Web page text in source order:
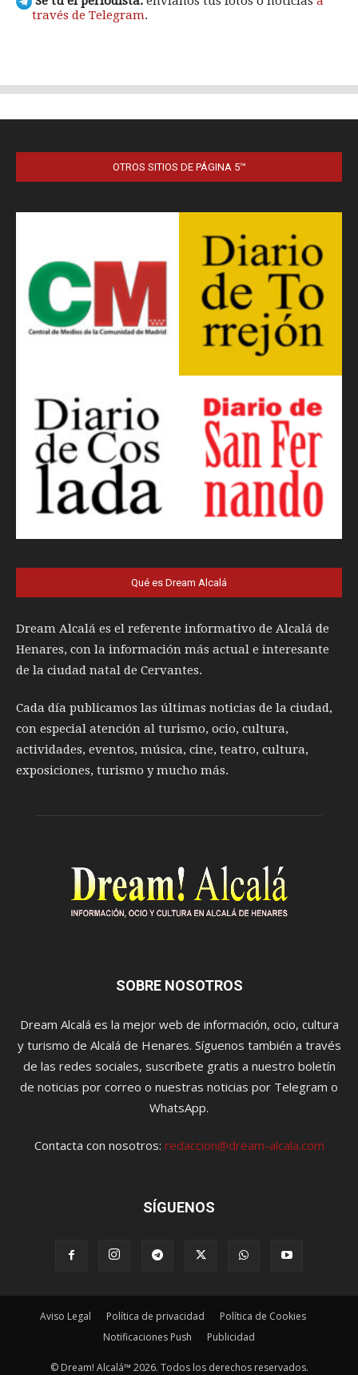
OTROS SITIOS DE PÁGINA 5™
Qué es Dream Alcalá
Dream Alcalá es el referente informativo de Alcalá de
Henares, con la información más actual e interesante
de la ciudad natal de Cervantes.
Cada día publicamos las últimas noticias de la ciudad,
con especial atención al turismo, ocio, cultura,
actividades, eventos, música, cine, teatro, cultura,
exposiciones, turismo y mucho más.
SOBRE NOSOTROS
Dream Alcalá es la mejor web de información, ocio, cultura
y turismo de Alcalá de Henares. Síguenos también a través
de las redes sociales, suscríbete gratis a nuestro boletín
de noticias por correo o nuestras noticias por Telegram o
WhatsApp.
Contacta con nosotros: redaccion@dream-alcala.com
SÍGUENOS
Aviso Legal Política de privacidad
Política de Cookies
Notificaciones Push
Publicidad
© Dream! Alcalá™ 2026. Todos los derechos reservados.